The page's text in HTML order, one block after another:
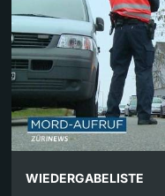
WIEDERGABELISTE